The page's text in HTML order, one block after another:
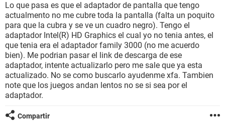
Lo que pasa es que el adaptador de pantalla que tengo
actualmento no me cubre toda la pantalla (falta un poquito
para que la cubra y se ve un cuadro negro). Tengo el
adaptador Intel(R) HD Graphics el cual yo no tenia antes, el
que tenia era el adaptador family 3000 (no me acuerdo
bien). Me podrian pasar el link de descarga de ese
adaptador, intente actualizarlo pero me sale que ya esta
actualizado. No se como buscarlo ayudenme xfa. Tambien
note que los juegos andan lentos no se si sea por el
adaptador.
Compartir